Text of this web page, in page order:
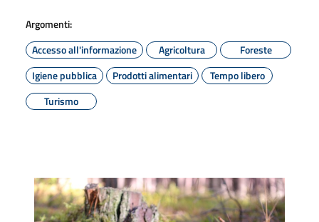
Argomenti:
Accesso all'informazione
Agricoltura
Foreste
Igiene pubblica
Prodotti alimentari
Tempo libero
Turismo